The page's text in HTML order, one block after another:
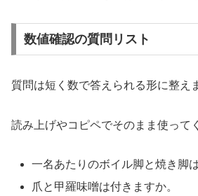
数値確認の質問リスト
質問は短く数で答えられる形に整え
読み上げやコピペでそのまま使って
一名あたりのボイル脚と焼き脚
爪と甲羅味噌は付きますか。